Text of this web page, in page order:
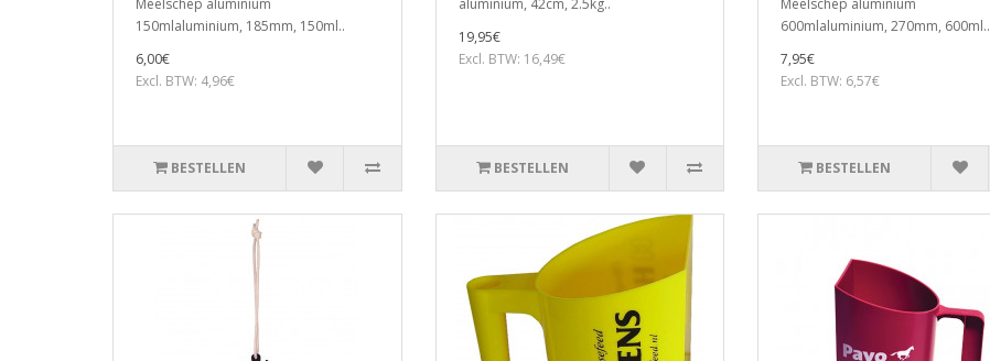
Meelschep aluminium
150mlaluminium, 185mm, 150ml..
6,00€
Excl. BTW: 4,96€
BESTELLEN
aluminium, 42cm, 2.5kg..
19,95€
Excl. BTW: 16,49€
BESTELLEN
Meelschep aluminium
600mlaluminium, 270mm, 600ml..
7,95€
Excl. BTW: 6,57€
BESTELLEN